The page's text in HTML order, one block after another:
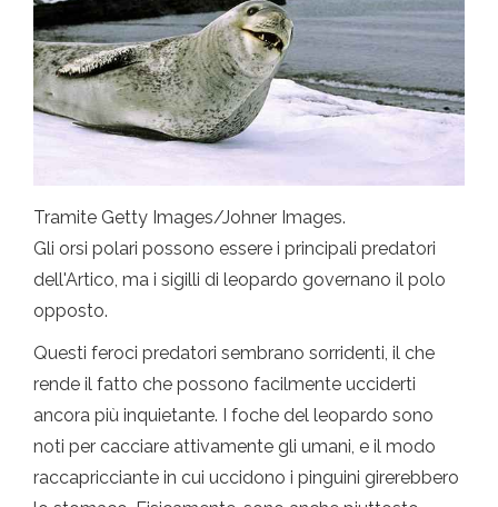
Tramite Getty Images/Johner Images.
Gli orsi polari possono essere i principali predatori
dell'Artico, ma i sigilli di leopardo governano il polo
opposto.
Questi feroci predatori sembrano sorridenti, il che
rende il fatto che possono facilmente ucciderti
ancora più inquietante. I foche del leopardo sono
noti per cacciare attivamente gli umani, e il modo
raccapricciante in cui uccidono i pinguini girerebbero